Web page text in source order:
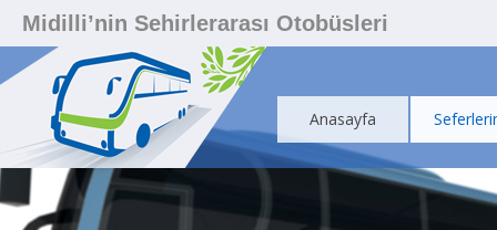
Midilli’nin Sehirlerarası Otobüsleri
Anasayfa